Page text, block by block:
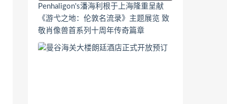
Penhaligon's潘海利根于上海隆重呈献
《游弋之地：伦敦名流录》主题展览 致
敬肖像兽首系列十周年传奇篇章